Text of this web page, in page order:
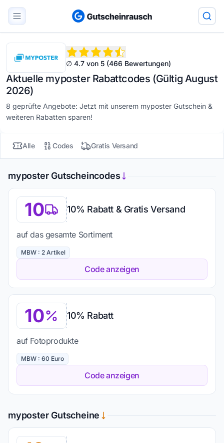
∅ 4.7 von 5 (466 Bewertungen)
Aktuelle myposter Rabattcodes (Gültig August
2026)
8 geprüfte Angebote: Jetzt mit unserem myposter Gutschein &
weiteren Rabatten sparen!
Alle Codes Gratis Versand
myposter Gutscheincodes
10 10% Rabatt & Gratis Versand
auf das gesamte Sortiment
MBW : 2 Artikel
Code anzeigen
10 10% Rabatt
auf Fotoprodukte
MBW : 60 Euro
Code anzeigen
myposter Gutscheine